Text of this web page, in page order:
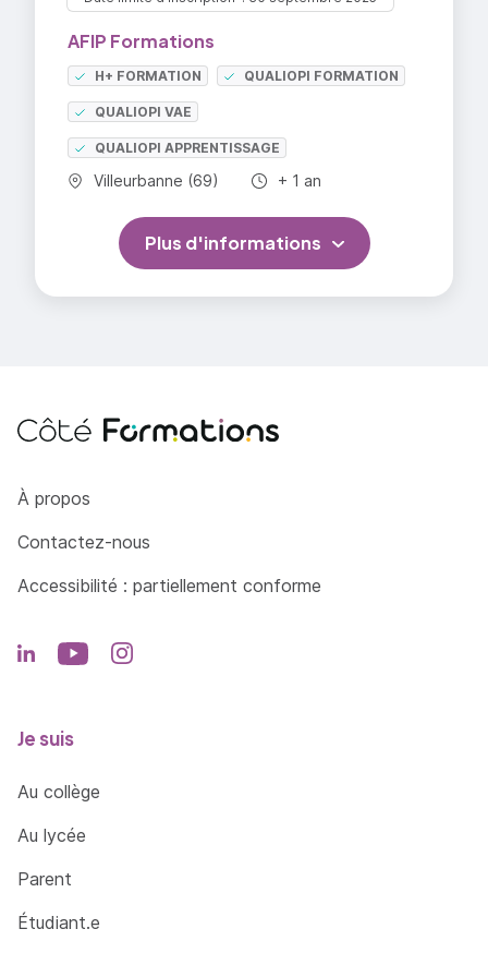
mobilisant des notions et les méthodologies
économiques, juridiques ou managériales
Établir un diagnostic (ou une partie de
diagnostic) préparant une prise de décision
AFIP Formations
H+ FORMATION QUALIOPI FORMATION
QUALIOPI VAE
QUALIOPI APPRENTISSAGE
Commune :
Villeurbanne (69) Durée totale :
+ 1 an
Plus d'informations
Côté Formations
À propos
Contactez-nous
Accessibilité : partiellement conforme
Je suis
Au collège
Au lycée
Parent
Étudiant.e